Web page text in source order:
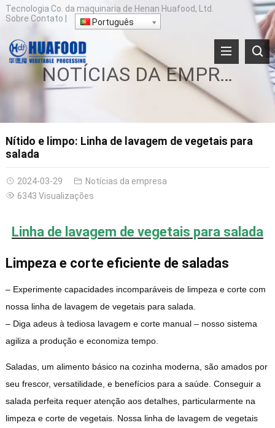
Tecnologia Co. da maquinaria de Henan Huafood, Ltd.
Sobre Contato Português
NOTÍCIAS DA EMPRESA
Nítido e limpo: Linha de lavagem de vegetais para
salada
2024-03-29
Notícias da empresa
6343 Visualizações
Linha de lavagem de vegetais para salada
Limpeza e corte eficiente de saladas
– Experimente capacidades incomparáveis ​​de limpeza e corte com
nossa linha de lavagem de vegetais para salada.
– Diga adeus à tediosa lavagem e corte manual – nosso sistema
agiliza a produção e economiza tempo.
Saladas, um alimento básico na cozinha moderna, são amados por
seu frescor, versatilidade, e benefícios para a saúde. Conseguir a
salada perfeita requer atenção aos detalhes, particularmente na
limpeza e corte de vegetais. Nossa linha de lavagem de vegetais